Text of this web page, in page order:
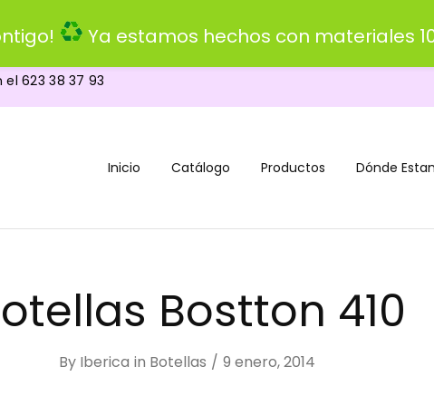
el623 38 37 93
Inicio Catálogo Productos Dónde
Bostton 410
By Iberica in Botellas 9 enero, 2014
Ya estamos hechos con materiales